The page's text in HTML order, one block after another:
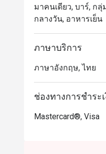
มาคนเดียว, บาร์, ก
กลางวัน, อาหารเย็น
ภาษาบริการ
ภาษาอังกฤษ, ไทย
ช่องทางการชำระ
Mastercard®, Visa